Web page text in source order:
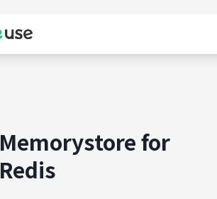
Memorystore for
Redis